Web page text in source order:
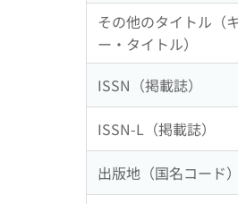
その他のタイトル（
ー・タイトル）
ISSN（掲載誌）
ISSN-L（掲載誌）
出版地（国名コード）